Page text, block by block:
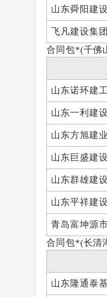
山东舜阳建
飞凡建设集
合同包*(千佛
山东诺环建
山东一利建
山东方旭建
山东巨盛建
山东群雄建
山东平祥建
青岛富坤源
合同包*(长清
山东隆通泰